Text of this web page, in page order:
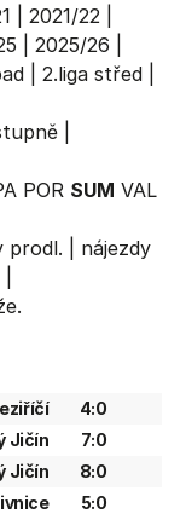
2021/22
2025/26
2.liga střed
POR SUM VAL
prodl.
nájezdy
4:0
Jičín
7:0
Jičín
8:0
5:0